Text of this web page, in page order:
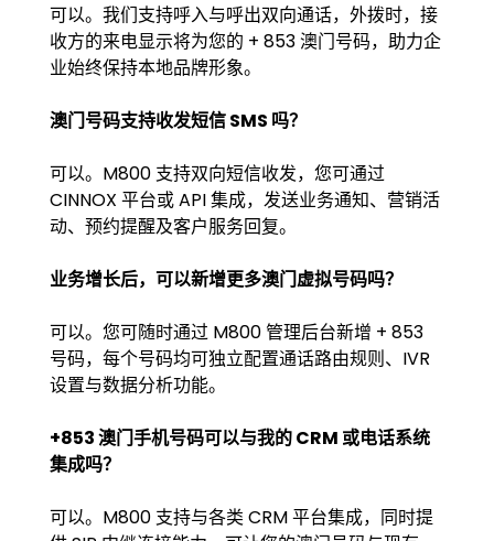
可以。我们支持呼入与呼出双向通话，外拨时，接
收方的来电显示将为您的 + 853 澳门号码，助力企
业始终保持本地品牌形象。
澳门号码支持收发短信 SMS 吗？
可以。M800 支持双向短信收发，您可通过
CINNOX 平台或 API 集成，发送业务通知、营销活
动、预约提醒及客户服务回复。
业务增长后，可以新增更多澳门虚拟号码吗？
可以。您可随时通过 M800 管理后台新增 + 853
号码，每个号码均可独立配置通话路由规则、IVR
设置与数据分析功能。
+853 澳门手机号码可以与我的 CRM 或电话系统
集成吗？
可以。M800 支持与各类 CRM 平台集成，同时提